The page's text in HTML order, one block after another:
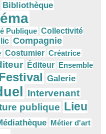
Bibliothèque
Publique Collectivité
Compagnie
Costumier Créatrice
Éditeur Ensemble
Galerie
Intervenant
publique Lieu
Métier d'art